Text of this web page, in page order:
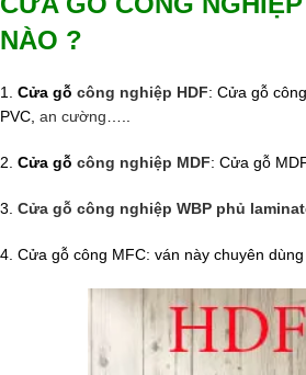
NÀO ?
1. Cửa gỗ công nghiệp HDF: Cửa gỗ
PVC, an cường
2. Cửa gỗ công nghiệp MDF: Cửa gỗ
3. Cửa gỗ công nghiệp WBP phủ
4. Cửa gỗ công MFC: ván này chuyên